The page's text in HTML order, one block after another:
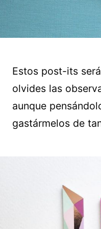
Estos post-its
olvides las
aunque
gastármelos de